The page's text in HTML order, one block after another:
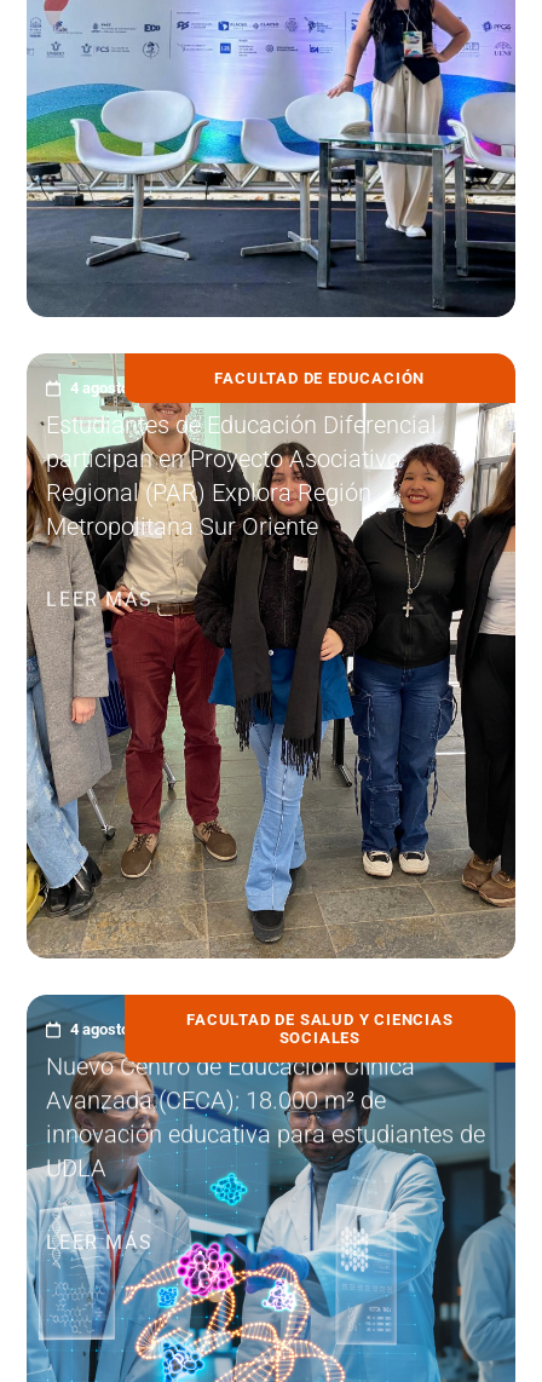
FACULTAD DE EDUCACIÓN
4 agosto, 2026
Estudiantes de Educación Diferencial
participan en Proyecto Asociativo
Regional (PAR) Explora Región
Metropolitana Sur Oriente
LEER MÁS
FACULTAD DE SALUD Y CIENCIAS
SOCIALES
4 agosto, 2026
Nuevo Centro de Educación Clínica
Avanzada (CECA): 18.000 m² de
innovación educativa para estudiantes de
UDLA
LEER MÁS